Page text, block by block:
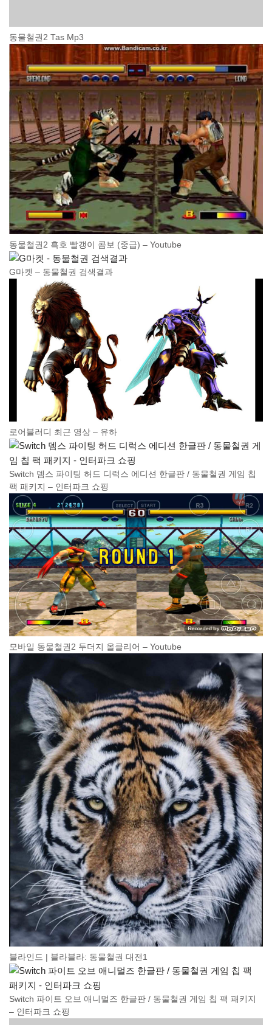
동물철권2 Tas Mp3
동물철권2 흑호 빨갱이 콤보 (중급) – Youtube
G마켓 – 동물철권 검색결과
로어블러디 최근 영상 – 유하
Switch 뎀스 파이팅 허드 디럭스 에디션 한글판 / 동물철권 게임 칩
팩 패키지 – 인터파크 쇼핑
모바일 동물철권2 두더지 올클리어 – Youtube
블라인드 | 블라블라: 동물철권 대전1
Switch 파이트 오브 애니멀즈 한글판 / 동물철권 게임 칩 팩 패키지
– 인터파크 쇼핑